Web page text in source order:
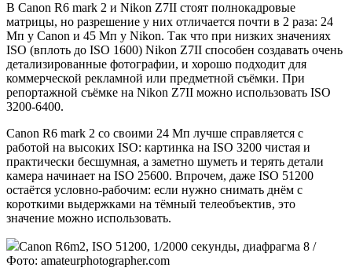
В Canon R6 mark 2 и Nikon Z7II стоят полнокадровые
матрицы, но разрешение у них отличается почти в 2 раза: 24
Мп у Canon и 45 Мп у Nikon. Так что при низких значениях
ISO (вплоть до ISO 1600) Nikon Z7II способен создавать очень
детализированные фотографии, и хорошо подходит для
коммерческой рекламной или предметной съёмки. При
репортажной съёмке на Nikon Z7II можно использовать ISO
3200-6400.
Canon R6 mark 2 со своими 24 Мп лучше справляется с
работой на высоких ISO: картинка на ISO 3200 чистая и
практически бесшумная, а заметно шуметь и терять детали
камера начинает на ISO 25600. Впрочем, даже ISO 51200
остаётся условно-рабочим: если нужно снимать днём с
короткими выдержками на тёмный телеобъектив, это
значение можно использовать.
Canon R6m2, ISO 51200, 1/2000 секунды, диафрагма 8 /
Фото: amateurphotographer.com